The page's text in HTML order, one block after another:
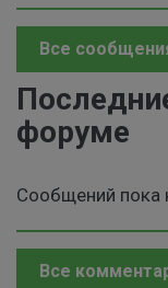
Все
форуме
Сообщений пока
Все